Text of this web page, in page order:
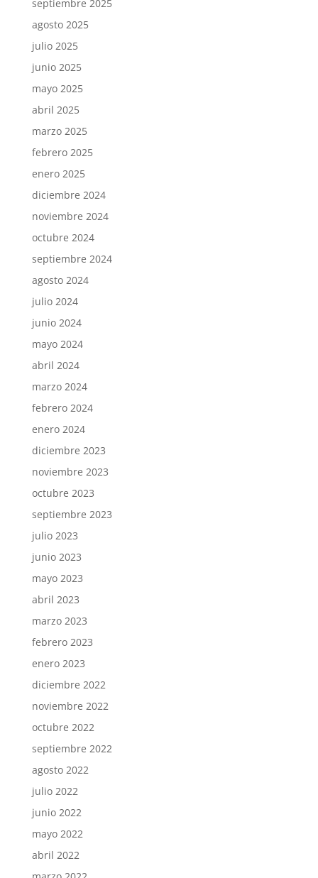
septiembre 2025
agosto 2025
julio 2025
junio 2025
mayo 2025
abril 2025
marzo 2025
febrero 2025
enero 2025
diciembre 2024
noviembre 2024
octubre 2024
septiembre 2024
agosto 2024
julio 2024
junio 2024
mayo 2024
abril 2024
marzo 2024
febrero 2024
enero 2024
diciembre 2023
noviembre 2023
octubre 2023
septiembre 2023
julio 2023
junio 2023
mayo 2023
abril 2023
marzo 2023
febrero 2023
enero 2023
diciembre 2022
noviembre 2022
octubre 2022
septiembre 2022
agosto 2022
julio 2022
junio 2022
mayo 2022
abril 2022